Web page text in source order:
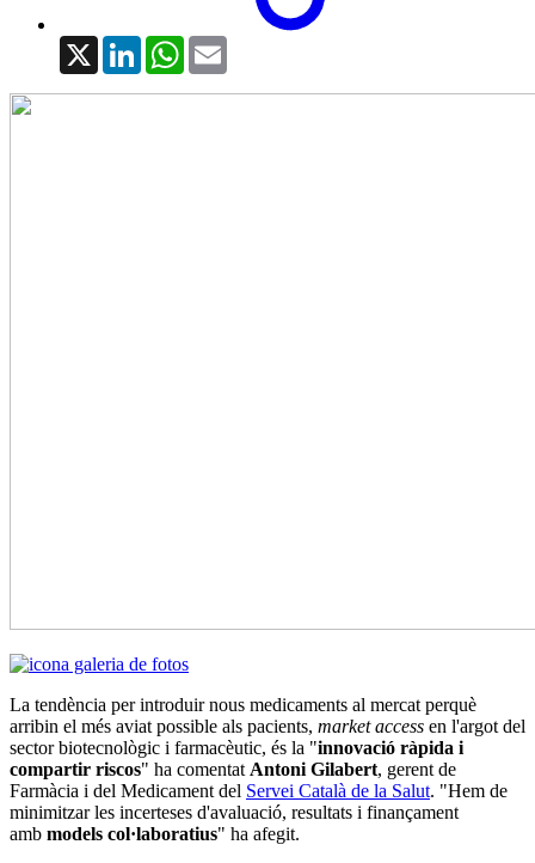
X LinkedInWhatsApp
La tendència per introduir nous medicaments al mercat perquè
arribin el més aviat possible als pacients, market access en l'argot del
sector biotecnològic i farmacèutic, és la "innovació ràpida i
compartir riscos" ha comentatAntoni Gilabert, gerent de
Farmàcia i del Medicament del Servei Català de la Salut. "Hem de
minimitzar les incerteses d'avaluació, resultats i finançament
amb models col·laboratius" ha afegit.